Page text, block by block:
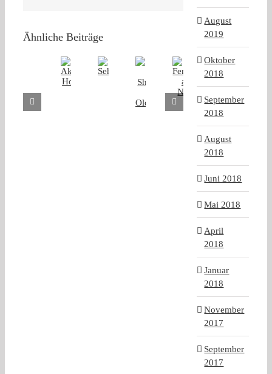
Ähnliche Beiträge
August
2019
Oktober
2018
September
2018
August
2018
Juni 2018
Mai 2018
April
2018
Januar
2018
November
2017
September
2017